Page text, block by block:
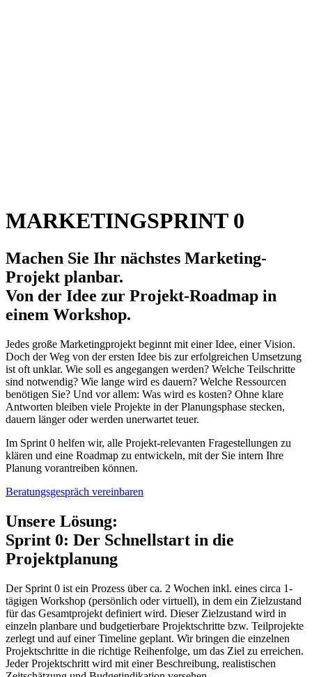
MARKETINGSPRINT 0
Machen Sie Ihr nächstes Marketing-
Projekt planbar.
Von der Idee zur Projekt-Roadmap in
einem Workshop.
Jedes große Marketingprojekt beginnt mit einer Idee, einer Vision.
Doch der Weg von der ersten Idee bis zur erfolgreichen Umsetzung
ist oft unklar. Wie soll es angegangen werden? Welche Teilschritte
sind notwendig? Wie lange wird es dauern? Welche Ressourcen
benötigen Sie? Und vor allem: Was wird es kosten? Ohne klare
Antworten bleiben viele Projekte in der Planungsphase stecken,
dauern länger oder werden unerwartet teuer.
Im Sprint 0 helfen wir, alle Projekt-relevanten Fragestellungen zu
klären und eine Roadmap zu entwickeln, mit der Sie intern Ihre
Planung vorantreiben können.
Beratungsgespräch vereinbaren
Unsere Lösung:
Sprint 0: Der Schnellstart in die
Projektplanung
Der Sprint 0 ist ein Prozess über ca. 2 Wochen inkl. eines circa 1-
tägigen Workshop (persönlich oder virtuell), in dem ein Zielzustand
für das Gesamtprojekt definiert wird. Dieser Zielzustand wird in
einzeln planbare und budgetierbare Projektschritte bzw. Teilprojekte
zerlegt und auf einer Timeline geplant. Wir bringen die einzelnen
Projektschritte in die richtige Reihenfolge, um das Ziel zu erreichen.
Jeder Projektschritt wird mit einer Beschreibung, realistischen